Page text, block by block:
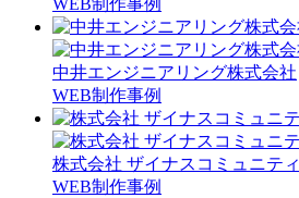
WEB制作事例
中井エンジニアリング株式会社
WEB制作事例
株式会社 ザイナスコミュニティ
WEB制作事例